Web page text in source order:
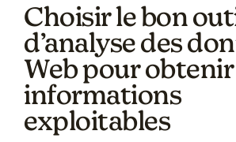
Choisir le bon
d’analyse des
Web pour
informations
exploitables